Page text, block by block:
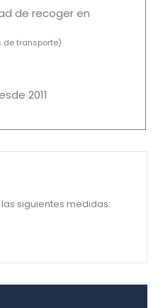
de recoger en
de transporte)
2011
siguientes medidas: